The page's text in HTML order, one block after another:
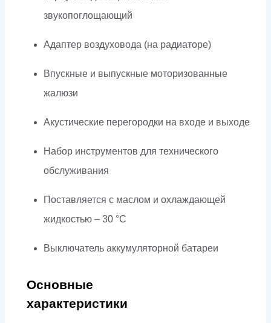
звукопоглощающий
Адаптер воздуховода (на радиаторе)
Впускные и выпускные моторизованные
жалюзи
Акустические перегородки на входе и выходе
Набор инструментов для технического
обслуживания
Поставляется с маслом и охлаждающей
жидкостью – 30 °C
Выключатель аккумуляторной батареи
Основные
характеристики